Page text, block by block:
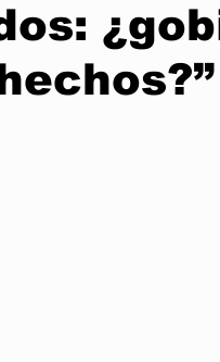
Internacional